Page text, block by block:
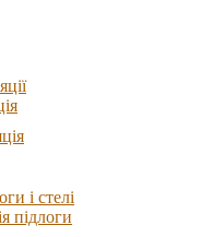
і стелі
підлоги